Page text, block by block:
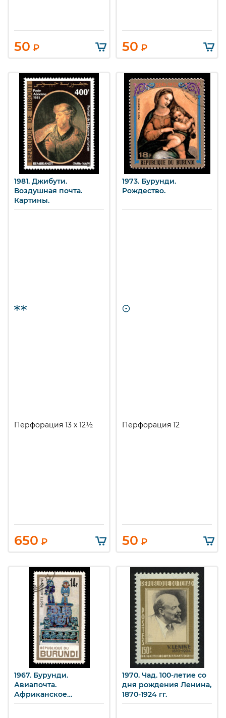
50 ₽ 50 ₽
1981. Джибути.
Воздушная почта.
Картины.
Перфорация 13 x 12½
650 ₽
1973. Бурунди.
Рождество.
Перфорация 12
50 ₽
1967. Бурунди.
Авиапочта.
Африканское
искусство.
1970. Чад. 100-летие со
дня рождения Ленина,
1870-1924 гг.